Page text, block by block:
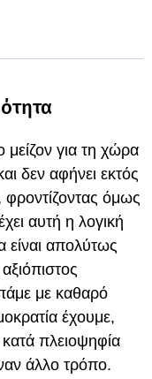
για τη χώρα
δεν αφήνει εκτός
όμως
αυτή η λογική
είναι απολύτως
με καθαρό
έχουμε,
πλειοψηφία
άλλο τρόπο.